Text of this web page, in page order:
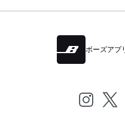
ボーズアプ